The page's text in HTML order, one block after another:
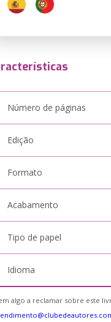
Número de páginas
Edição
Formato
Acabamento
Tipo de papel
Idioma
algo a reclamar sobre este